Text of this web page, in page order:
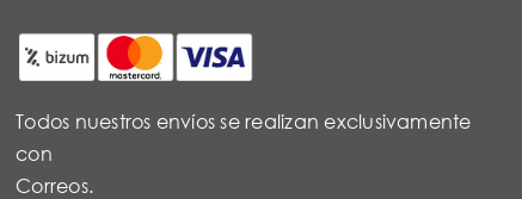
Todos nuestros envíos se realizan exclusivamente
con
Correos.